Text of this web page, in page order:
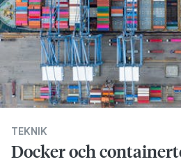
TEKNIK
Docker och